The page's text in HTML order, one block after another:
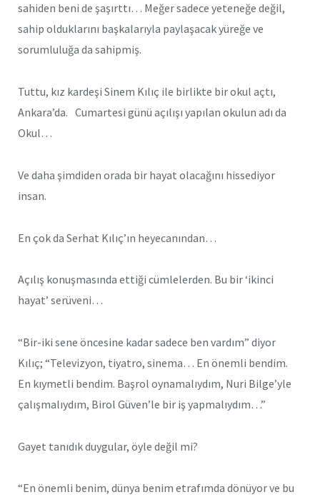
sahiden beni de şaşırttı… Meğer sadece yeteneğe değil,
sahip olduklarını başkalarıyla paylaşacak yüreğe ve
sorumluluğa da sahipmiş.
Tuttu, kız kardeşi Sinem Kılıç ile birlikte bir okul açtı,
Ankara’da. Cumartesi günü açılışı yapılan okulun adı da
Okul…
Ve daha şimdiden orada bir hayat olacağını hissediyor
insan.
En çok da Serhat Kılıç’ın heyecanından…
Açılış konuşmasında ettiği cümlelerden. Bu bir ‘ikinci
hayat’ serüveni…
“Bir-iki sene öncesine kadar sadece ben vardım” diyor
Kılıç; “Televizyon, tiyatro, sinema… En önemli bendim.
En kıymetli bendim. Başrol oynamalıydım, Nuri Bilge’yle
çalışmalıydım, Birol Güven’le bir iş yapmalıydım…”
Gayet tanıdık duygular, öyle değil mi?
“En önemli benim, dünya benim etrafımda dönüyor ve bu